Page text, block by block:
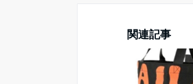
関連記事